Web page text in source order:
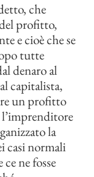
che
profitto,
e cioè che se
tutte
denaro al
capitalista,
un profitto
la
casi normali
ne fosse